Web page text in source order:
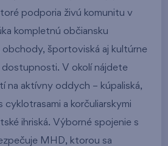
podporia živú komunitu v
kompletnú občiansku
športoviská aj kultúrne
V okolí nájdete
na aktívny oddych – kúpaliská,
cyklotrasami a korčuliarskymi
ihriská. Výborné spojenie s
MHD, ktorou sa